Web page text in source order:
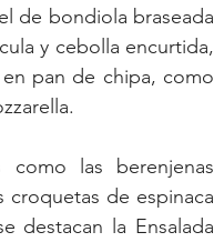
de bondiola braseada
y cebolla encurtida,
pan de chipa, como
las berenjenas
croquetas de espinaca
destacan la Ensalada